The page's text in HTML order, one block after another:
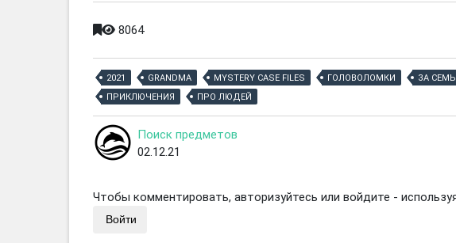
8064
2021 GRANDMA MYSTERY CASE FILES ГОЛОВОЛОМКИ ЗА
ПРИКЛЮЧЕНИЯ
ПРО ЛЮДЕЙ
Поиск предметов
02.12.21
Чтобы комментировать, авторизуйтесь или войдите -
Войти